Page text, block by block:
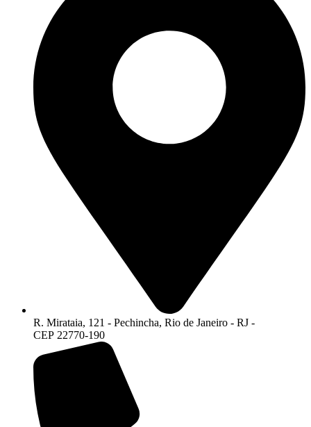
R. Mirataia, 121 - Pechincha, Rio de Janeiro - RJ -
CEP 22770-190